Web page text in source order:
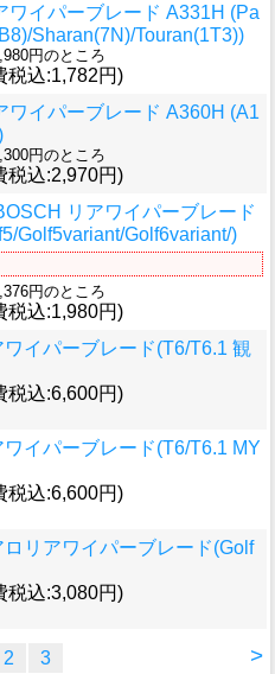
ワイパーブレード A331H (Pa
Sharan(7N)/Touran(1T3))
円のところ
税込:1,782円)
ワイパーブレード A360H (A1
円のところ
税込:2,970円)
リアワイパーブレード
Golf5variant/Golf6variant/)
円のところ
税込:1,980円)
イパーブレード(T6/T6.1 観
税込:6,600円)
イパーブレード(T6/T6.1 MY
税込:6,600円)
リアワイパーブレード(Golf
税込:3,080円)
>
2 3